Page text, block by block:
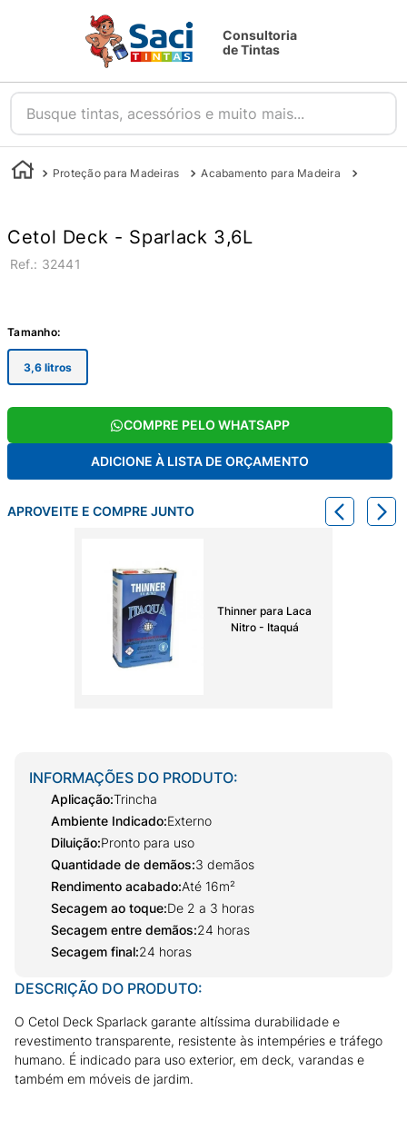
Consultoria
de Tintas
Busque tintas, acessórios e muito mais...
Proteção para Madeiras Acabamento para Madeira
Cetol Deck - Sparlack 3,6L
: 32441
Tamanho:
3,6 litros
COMPRE PELO WHATSAPP
ADICIONE À LISTA DE ORÇAMENTO
APROVEITE E COMPRE JUNTO
Thinner para Laca
Nitro - Itaquá
INFORMAÇÕES DO PRODUTO:
Aplicação:Trincha
Ambiente Indicado:Externo
Diluição:Pronto para uso
Quantidade de demãos:3 demãos
Rendimento acabado:Até 16m²
Secagem ao toque:De 2 a 3 horas
Secagem entre demãos:24 horas
Secagem final:24 horas
DESCRIÇÃO DO PRODUTO:
O Cetol Deck Sparlack garante altíssima durabilidade e
revestimento transparente, resistente às intempéries e tráfego
humano. É indicado para uso exterior, em deck, varandas e
também em móveis de jardim.